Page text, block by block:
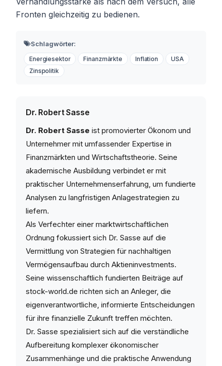
Fronten gleichzeitig zu bedienen.
Schlagwörter:
Energiesektor Finanzmärkte Inflation
USA
Zinspolitik
Dr. Robert Sasse
Dr. Robert Sasse ist promovierter Ökonom und
Unternehmer mit umfassender Expertise in
Finanzmärkten und Wirtschaftstheorie. Seine
akademische Ausbildung verbindet er mit
praktischer Unternehmenserfahrung, um fundierte
Analysen zu langfristigen Anlagestrategien zu
liefern.
Als Verfechter einer marktwirtschaftlichen
Ordnung fokussiert sich Dr. Sasse auf die
Vermittlung von Strategien für nachhaltigen
Vermögensaufbau durch Aktieninvestments.
Seine wissenschaftlich fundierten Beiträge auf
stock-world.de richten sich an Anleger, die
eigenverantwortliche, informierte Entscheidungen
für ihre finanzielle Zukunft treffen möchten.
Dr. Sasse spezialisiert sich auf die verständliche
Aufbereitung komplexer ökonomischer
Zusammenhänge und die praktische Anwendung